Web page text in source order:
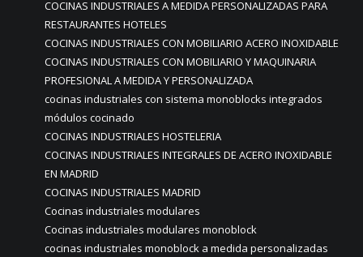
COCINAS INDUSTRIALES A MEDIDA PERSONALIZADAS PARA
RESTAURANTES HOTELES
COCINAS INDUSTRIALES CON MOBILIARIO ACERO INOXIDABLE
COCINAS INDUSTRIALES CON MOBILIARIO Y MAQUINARIA
PROFESIONAL A MEDIDA Y PERSONALIZADA
cocinas industriales con sistema monoblocks integrados
módulos cocinado
COCINAS INDUSTRIALES HOSTELERIA
COCINAS INDUSTRIALES INTEGRALES DE ACERO INOXIDABLE
EN MADRID
COCINAS INDUSTRIALES MADRID
Cocinas industriales modulares
Cocinas industriales modulares monoblock
cocinas industriales monoblock a medida personalizadas